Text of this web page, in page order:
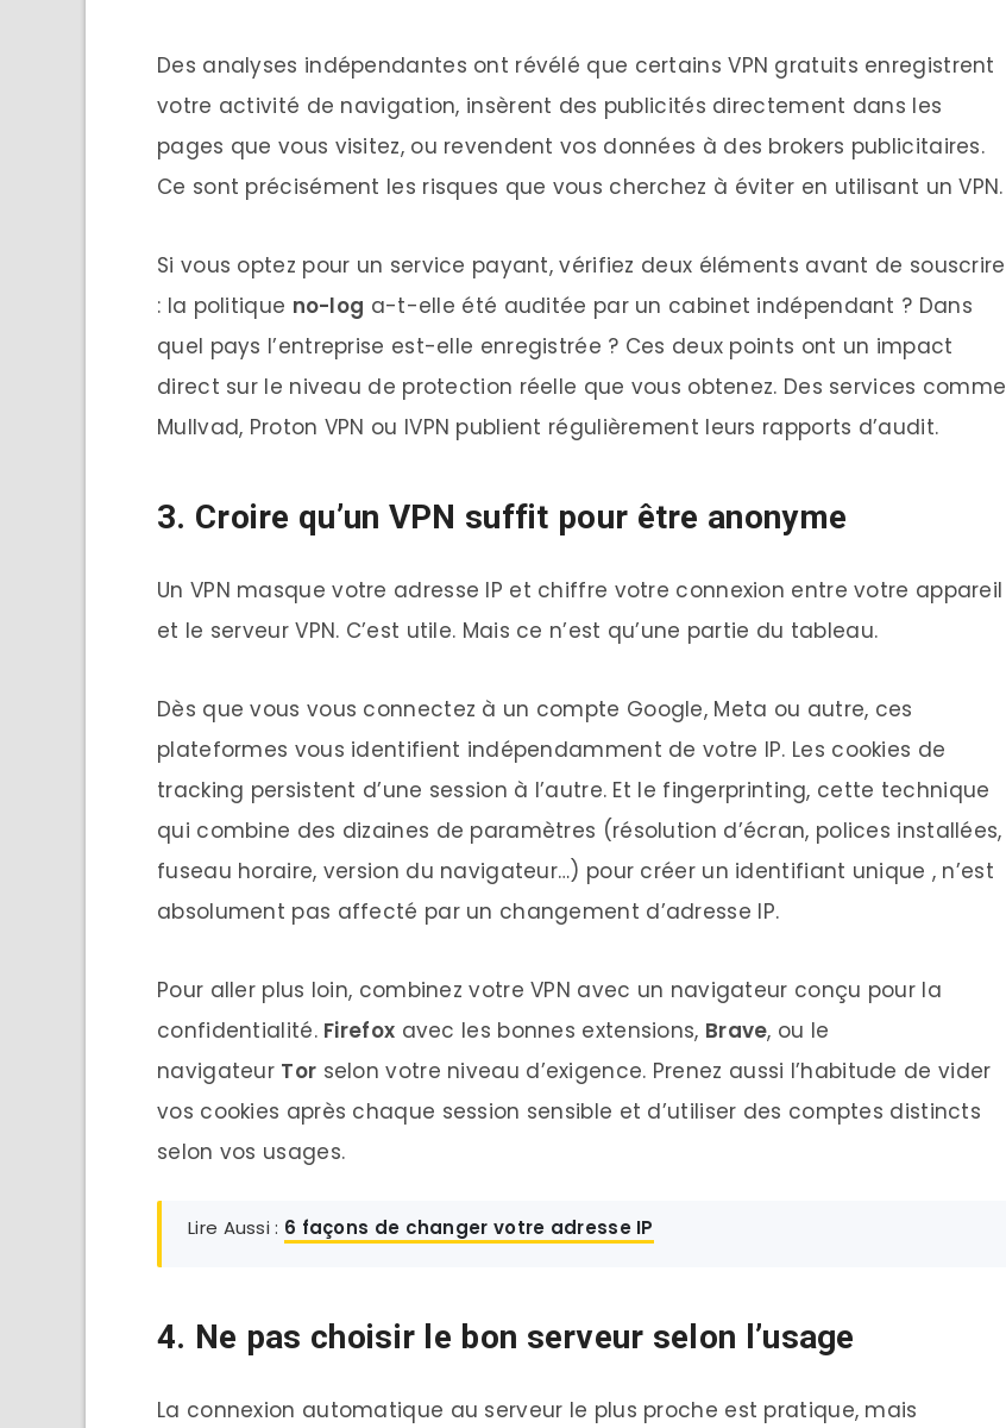
Des analyses indépendantes ont révélé que certains VPN gratuits enregistrent
votre activité de navigation, insèrent des publicités directement dans les
pages que vous visitez, ou revendent vos données à des brokers publicitaires.
Ce sont précisément les risques que vous cherchez à éviter en utilisant un VPN.
Si vous optez pour un service payant, vérifiez deux éléments avant de souscrire
: la politique no-log a-t-elle été auditée par un cabinet indépendant ? Dans
quel pays l’entreprise est-elle enregistrée ? Ces deux points ont un impact
direct sur le niveau de protection réelle que vous obtenez. Des services comme
Mullvad, Proton VPN ou IVPN publient régulièrement leurs rapports d’audit.
3. Croire qu’un VPN suffit pour être anonyme
Un VPN masque votre adresse IP et chiffre votre connexion entre votre appareil
et le serveur VPN. C’est utile. Mais ce n’est qu’une partie du tableau.
Dès que vous vous connectez à un compte Google, Meta ou autre, ces
plateformes vous identifient indépendamment de votre IP. Les cookies de
tracking persistent d’une session à l’autre. Et le fingerprinting, cette technique
qui combine des dizaines de paramètres (résolution d’écran, polices installées,
fuseau horaire, version du navigateur…) pour créer un identifiant unique , n’est
absolument pas affecté par un changement d’adresse IP.
Pour aller plus loin, combinez votre VPN avec un navigateur conçu pour la
confidentialité. Firefox avec les bonnes extensions, Brave, ou le
navigateur Tor selon votre niveau d’exigence. Prenez aussi l’habitude de vider
vos cookies après chaque session sensible et d’utiliser des comptes distincts
selon vos usages.
Lire Aussi : 6 façons de changer votre adresse IP
4. Ne pas choisir le bon serveur selon l’usage
La connexion automatique au serveur le plus proche est pratique, mais